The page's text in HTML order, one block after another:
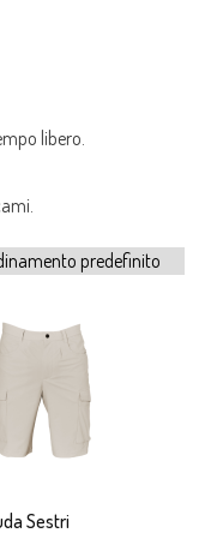
libero.
Sestri